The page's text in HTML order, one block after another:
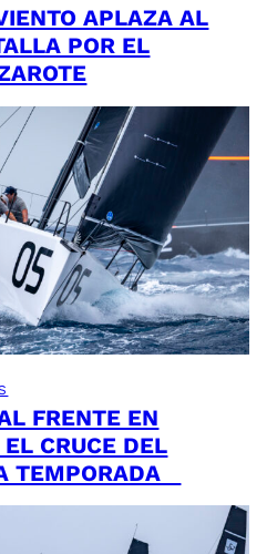
APLAZA AL
POR EL
FRENTE EN
CRUCE DEL
TEMPORADA